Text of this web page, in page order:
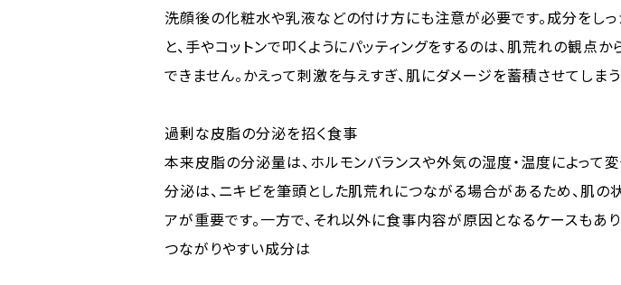
洗顔後の化粧水や乳液などの付け方にも注意が必要です。成分をしっ
と、手やコットンで叩くようにパッティングをするのは、肌荒れの観点
できません。かえって刺激を与えすぎ、肌にダメージを蓄積させてしま
過剰な皮脂の分泌を招く食事
本来皮脂の分泌量は、ホルモンバランスや外気の湿度・温度によって
分泌は、ニキビを筆頭とした肌荒れにつながる場合があるため、肌の
アが重要です。一方で、それ以外に食事内容が原因となるケースもあ
つながりやすい成分は